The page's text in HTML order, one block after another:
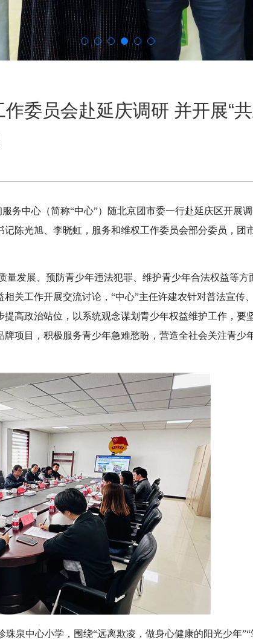
委员会赴延庆调研 并开展“
务中心（简称“中心”）随北京团市委一行赴延庆区开展
陈光旭、李晓虹，服务和维权工作委员会部分委员，团
量发展、预防青少年违法犯罪、维护青少年合法权益等方
关工作开展交流讨论，“中心”主任许建农针对普法宣传
高政治站位，以系统观念谋划青少年权益维护工作，要
项目，积极服务青少年急难愁盼，营造全社会关注青少
珠泉中心小学，围绕“远离欺凌，做身心健康的阳光少年”“